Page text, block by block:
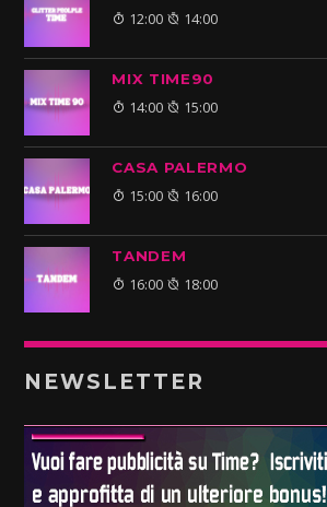
12:00 14:00
MIX TIME90
14:00 15:00
CASA PALERMO
15:00 16:00
TANDEM
16:00 18:00
NEWSLETTER